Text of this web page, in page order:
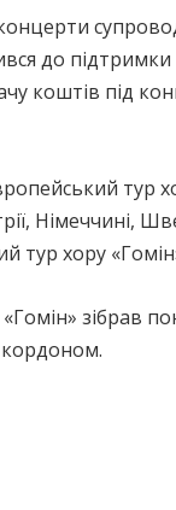
до підтримки
коштів під
тур
Німеччині,
тур хору
зібрав
кордоном.